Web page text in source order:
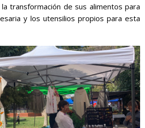
transformación de sus alimentos para
y los utensilios propios para esta